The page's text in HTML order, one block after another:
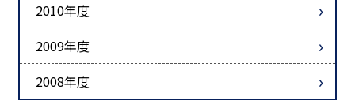
2010年度
2009年度
2008年度